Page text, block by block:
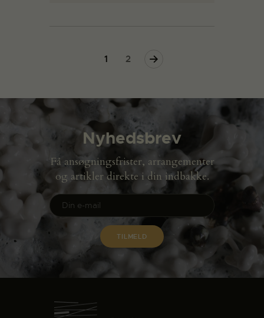
1 2
Nyhedsbrev
Få ansøgningsfrister, arrangementer
og artikler direkte i din indbakke.